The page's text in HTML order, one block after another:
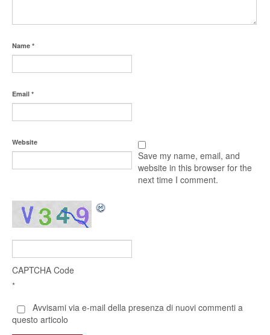
Name *
Email *
Website
Save my name, email, and
website in this browser for the
next time I comment.
CAPTCHA Code
*
Avvisami via e-mail della presenza di nuovi commenti a
questo articolo